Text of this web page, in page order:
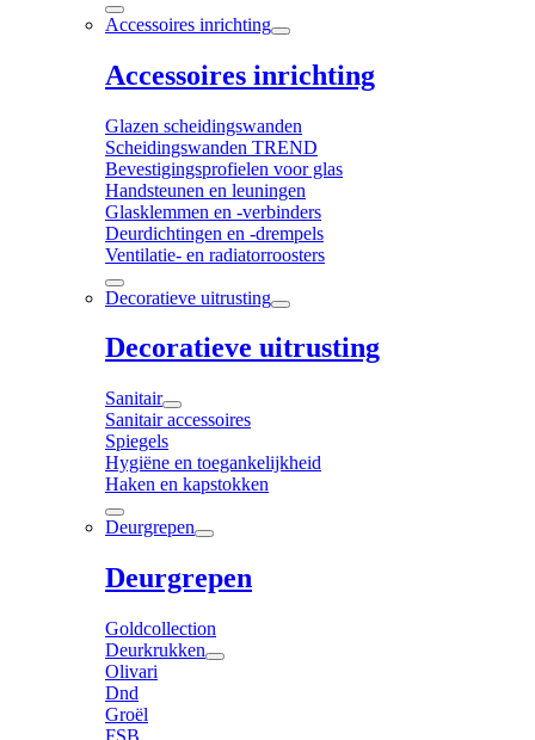
Accessoires inrichting
Accessoires inrichting
Glazen scheidingswanden
Scheidingswanden TREND
Bevestigingsprofielen voor glas
Handsteunen en leuningen
Glasklemmen en -verbinders
Deurdichtingen en -drempels
Ventilatie- en radiatorroosters
Decoratieve uitrusting
Decoratieve uitrusting
Sanitair
Sanitair accessoires
Spiegels
Hygiëne en toegankelijkheid
Haken en kapstokken
Deurgrepen
Deurgrepen
Goldcollection
Deurkrukken
Olivari
Dnd
Groël